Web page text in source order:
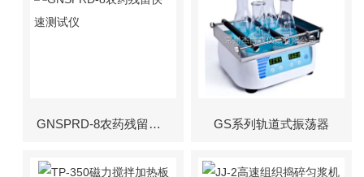
GNSPRD-8农药残留快速测试仪 GS系列轨道式振荡器